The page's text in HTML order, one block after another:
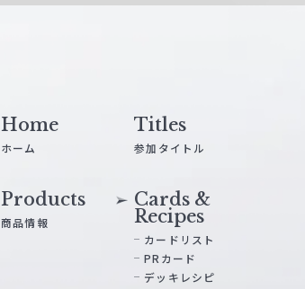
Home
ホーム
Titles
参加タイトル
Products
商品情報
Cards &
Recipes
カードリスト
PRカード
デッキレシピ